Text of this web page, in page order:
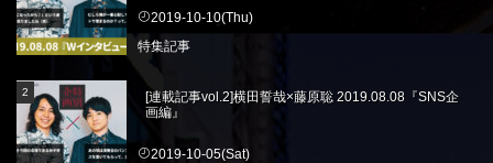
2019-10-10(Thu)
特集記事
[連載記事vol.2]横田誓哉×藤原聡 2019.08.08『SNS企
画編』
2019-10-05(Sat)